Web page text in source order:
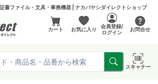
書ファイル・文具・事務機器 | ナカバヤシダイレクトショップ
カート お気に入り
会員登録/
ログイン
お問合せ
スキャナー